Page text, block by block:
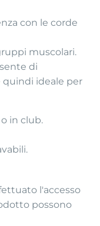
con le corde
muscolari.
di
ideale per
in club.
l'accesso
possono